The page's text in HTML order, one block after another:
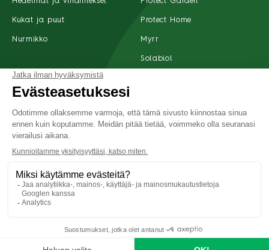
Haku Jälleenmyyjät
Kukat ja puut
Nurmikko
Protect Home
Myrr
Solabiol
©2022 SBM Life Science Kaikki oikeudet pidätetään
Suomi